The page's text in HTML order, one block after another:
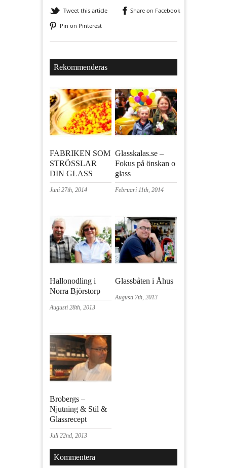
Tweet this article
Share on Facebook
Pin on Pinterest
Rekommenderas
FABRIKEN SOM
STRÖSSLAR
DIN GLASS
Juni 27th, 2014
Glasskalas.se –
Fokus på önskan o
glass
Februari 11th, 2014
Hallonodling i
Norra Björstorp
Augusti 28th, 2013
Glassbåten i Åhus
Augusti 7th, 2013
Brobergs –
Njutning & Stil &
Glassrecept
Juli 22nd, 2013
Kommentera